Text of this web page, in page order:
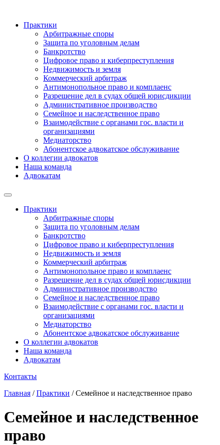
Практики
Арбитражные споры
Защита по уголовным делам
Банкротство
Цифровое право и киберпреступления
Недвижимость и земля
Коммерческий арбитраж
Антимонопольное право и комплаенс
Разрешение дел в судах общей юрисдикции
Административное производство
Семейное и наследственное право
Взаимодействие с органами гос. власти и
организациями
Медиаторство
Абонентское адвокатское обслуживание
О коллегии адвокатов
Наша команда
Адвокатам
Практики
Арбитражные споры
Защита по уголовным делам
Банкротство
Цифровое право и киберпреступления
Недвижимость и земля
Коммерческий арбитраж
Антимонопольное право и комплаенс
Разрешение дел в судах общей юрисдикции
Административное производство
Семейное и наследственное право
Взаимодействие с органами гос. власти и
организациями
Медиаторство
Абонентское адвокатское обслуживание
О коллегии адвокатов
Наша команда
Адвокатам
Контакты
Главная /Практики /Семейное и наследственное право
Семейное и наследственное
право